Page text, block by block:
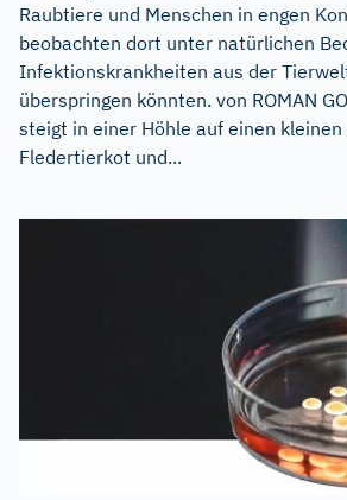
Raubtiere und Menschen in engen
beobachten dort unter natürlichen
Infektionskrankheiten aus der
überspringen könnten. von ROMAN
steigt in einer Höhle auf einen kleinen
Fledertierkot und...